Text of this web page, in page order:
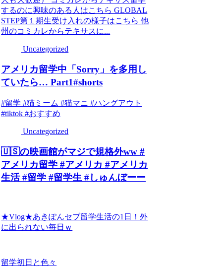
するのに興味のある人はこちら GLOBAL
STEP第１期生受け入れの様子はこちら 他
州のコミカレからテキサスに...
Uncategorized
アメリカ留学中「Sorry」を多用し
ていたら… Part1#shorts
#留学 #猫ミーム #猫マニ #ハングアウト
#tiktok #おすすめ
Uncategorized
🇺🇸の映画館がマジで規格外ww #
アメリカ留学 #アメリカ #アメリカ
生活 #留学 #留学生 #しゅんぼーー
★Vlog★あきぽんセブ留学生活の1日！外
に出られない毎日ｗ
留学初日と色々